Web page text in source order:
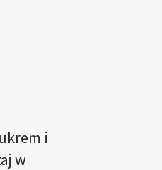
i
w